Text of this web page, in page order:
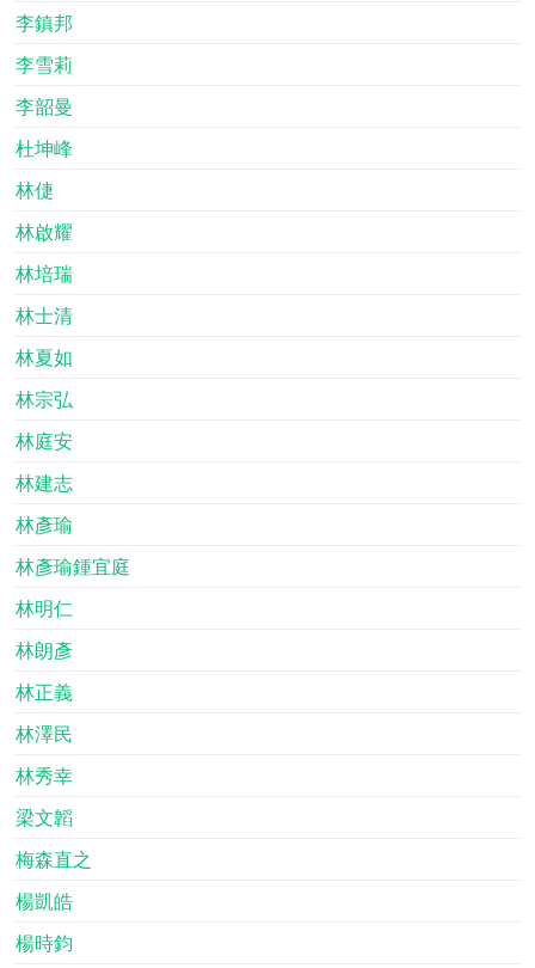
李鎮邦
李雪莉
李韶曼
杜坤峰
林倢
林啟耀
林培瑞
林士清
林夏如
林宗弘
林庭安
林建志
林彥瑜
林彥瑜鍾宜庭
林明仁
林朗彥
林正義
林澤民
林秀幸
梁文韜
梅森直之
楊凱皓
楊時鈞